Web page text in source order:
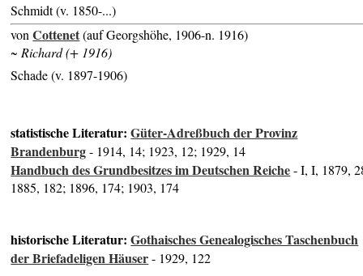
Schmidt (v. 1850-...)
vonCottenet(auf Georgshöhe, 1906-n. 1916)
~ Richard (+ 1916)
Schade (v. 1897-1906)
statistische Literatur:Güter-Adreßbuch der Provinz
Brandenburg- 1914, 14; 1923, 12; 1929, 14
Handbuch des Grundbesitzes im Deutschen Reiche- I, I, 1879,
1885, 182; 1896, 174; 1903, 174
historische Literatur:Gothaisches Genealogisches Taschenbuch
der Briefadeligen Häuser- 1929, 122